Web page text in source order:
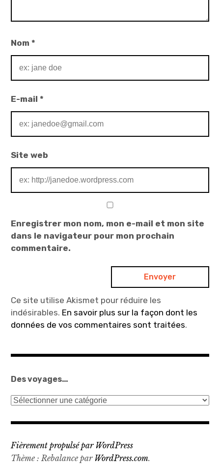
Nom*
E-mail*
Site web
Enregistrer mon nom, mon e-mail et mon site
dans le navigateur pour mon prochain
commentaire.
Ce site utilise Akismet pour réduire les
indésirables. En savoir plus sur la façon dont les
données de vos commentaires sont traitées.
Des voyages…
Des
Fièrement propulsé par WordPress
Thème : Rebalance par WordPress.com.